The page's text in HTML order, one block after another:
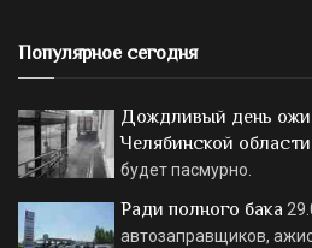
Популярное сегодня
Дождливый день
Челябинской области
будет пасмурно.
Ради полного бака
автозаправщиков,